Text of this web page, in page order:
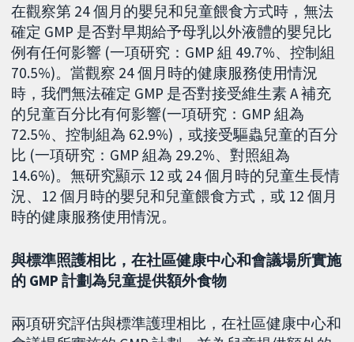
在觀察第 24 個月的嬰兒和兒童餵食方式時，無法
確定 GMP 是否對早期給予母乳以外液體的嬰兒比
例有任何影響 (一項研究：GMP 組 49.7%、控制組
70.5%)。當觀察 24 個月時的健康服務使用情況
時，我們無法確定 GMP 是否對接受維生素 A 補充
的兒童百分比有何影響(一項研究：GMP 組為
72.5%、控制組為 62.9%)，或接受驅蟲兒童的百分
比 (一項研究：GMP 組為 29.2%、對照組為
14.6%)。無研究顯示 12 或 24 個月時的兒童生長情
況、12 個月時的嬰兒和兒童餵食方式，或 12 個月
時的健康服務使用情況。
與標準照護相比，在社區健康中心和會議場所實施
的 GMP 計劃為兒童提供額外食物
兩項研究評估與標準護理相比，在社區健康中心和